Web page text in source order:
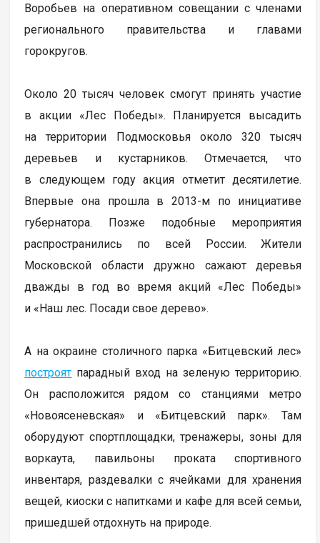
Воробьев на оперативном совещании с членами
регионального правительства и главами
горокругов.
Около 20 тысяч человек смогут принять участие
в акции «Лес Победы». Планируется высадить
на территории Подмосковья около 320 тысяч
деревьев и кустарников. Отмечается, что
в следующем году акция отметит десятилетие.
Впервые она прошла в 2013-м по инициативе
губернатора. Позже подобные мероприятия
распространились по всей России. Жители
Московской области дружно сажают деревья
дважды в год во время акций «Лес Победы»
и «Наш лес. Посади свое дерево».
А на окраине столичного парка «Битцевский лес»
построят парадный вход на зеленую территорию.
Он расположится рядом со станциями метро
«Новоясеневская» и «Битцевский парк». Там
оборудуют спортплощадки, тренажеры, зоны для
воркаута, павильоны проката спортивного
инвентаря, раздевалки с ячейками для хранения
вещей, киоски с напитками и кафе для всей семьи,
пришедшей отдохнуть на природе.